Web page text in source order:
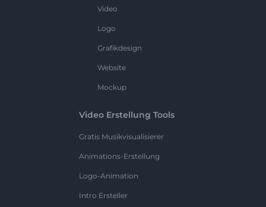
Video
Logo
Grafikdesign
Website
Mockup
Video Erstellung Tools
Gratis Musikvisualisierer
Animations-Erstellung
Logo-Animation
Intro Ersteller